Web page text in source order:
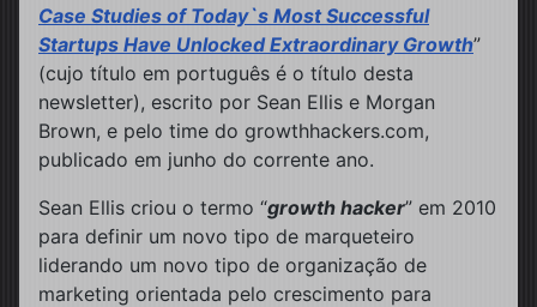
Case Studies of Today`s Most Successful
Startups Have Unlocked Extraordinary Growth”
(cujo título em português é o título desta
newsletter), escrito por Sean Ellis e Morgan
Brown, e pelo time do growthhackers.com,
publicado em junho do corrente ano.
Sean Ellis criou o termo “growth hacker” em 2010
para definir um novo tipo de marqueteiro
liderando um novo tipo de organização de
marketing orientada pelo crescimento para